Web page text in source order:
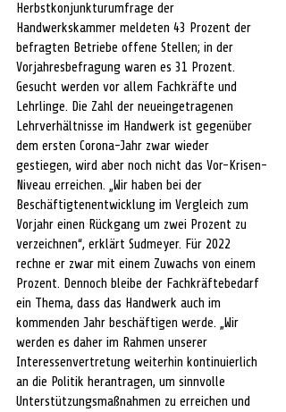
Herbstkonjunkturumfrage der
Handwerkskammer meldeten 43 Prozent der
befragten Betriebe offene Stellen; in der
Vorjahresbefragung waren es 31 Prozent.
Gesucht werden vor allem Fachkräfte und
Lehrlinge. Die Zahl der neueingetragenen
Lehrverhältnisse im Handwerk ist gegenüber
dem ersten Corona-Jahr zwar wieder
gestiegen, wird aber noch nicht das Vor-Krisen-
Niveau erreichen. „Wir haben bei der
Beschäftigtenentwicklung im Vergleich zum
Vorjahr einen Rückgang um zwei Prozent zu
verzeichnen“, erklärt Sudmeyer. Für 2022
rechne er zwar mit einem Zuwachs von einem
Prozent. Dennoch bleibe der Fachkräftebedarf
ein Thema, dass das Handwerk auch im
kommenden Jahr beschäftigen werde. „Wir
werden es daher im Rahmen unserer
Interessenvertretung weiterhin kontinuierlich
an die Politik herantragen, um sinnvolle
Unterstützungsmaßnahmen zu erreichen und